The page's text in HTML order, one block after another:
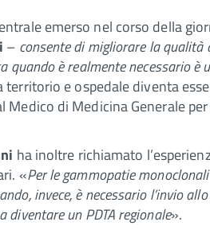
emerso nel corso della
– consente di migliorare la
quando è realmente necessario
e ospedale diventa
Medico di Medicina Generale
ha inoltre richiamato
«Per le gammopatie monoclonali
invece, è necessario l’invio
diventare un PDTA regionale».